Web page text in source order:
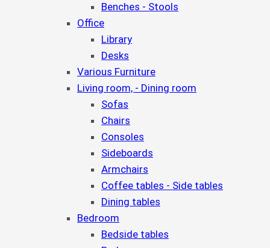
Benches - Stools
Office
Library
Desks
Various Furniture
Living room, - Dining room
Sofas
Chairs
Consoles
Sideboards
Armchairs
Coffee tables - Side tables
Dining tables
Bedroom
Bedside tables